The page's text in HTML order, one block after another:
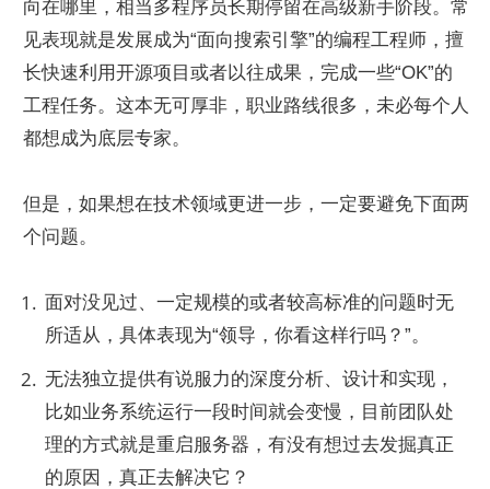
向在哪里，相当多程序员长期停留在高级新手阶段。常
见表现就是发展成为“面向搜索引擎”的编程工程师，擅
长快速利用开源项目或者以往成果，完成一些“OK”的
工程任务。这本无可厚非，职业路线很多，未必每个人
都想成为底层专家。
但是，如果想在技术领域更进一步，一定要避免下面两
个问题。
面对没见过、一定规模的或者较高标准的问题时无
所适从，具体表现为“领导，你看这样行吗？”。
无法独立提供有说服力的深度分析、设计和实现，
比如业务系统运行一段时间就会变慢，目前团队处
理的方式就是重启服务器，有没有想过去发掘真正
的原因，真正去解决它？